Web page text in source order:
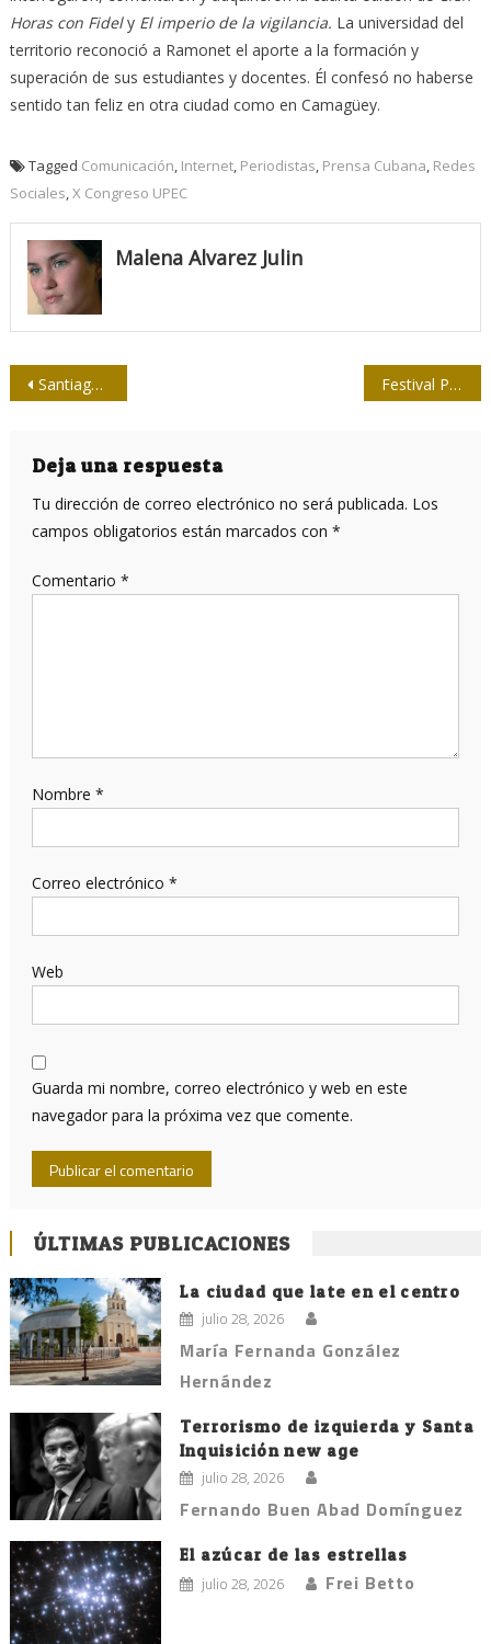
Horas con Fidely El imperio de la vigilancia. La universidad del
territorio reconoció a Ramonet el aporte a la formación y
superación de sus estudiantes y docentes. Él confesó no haberse
sentido tan feliz en otra ciudad como en Camagüey.
Tagged Comunicación, Internet, Periodistas, Prensa Cubana, Redes
Sociales,X Congreso UPEC
Malena Alvarez Julin
Navegación
entradas
Santiagueros celebrarán el Día de la Prensa en mayor diálogo con el pueblo Festival Prensa pública, prensa del pueblo, este miércoles en La Habana
Deja una respuesta
Tu dirección de correo electrónico no será publicada. Los
campos obligatorios están marcados con *
Comentario *
Nombre *
Correo electrónico *
Web
Guarda mi nombre, correo electrónico y web en este
navegador para la próxima vez que comente.
ÚLTIMAS PUBLICACIONES
La ciudad que late en el centro
julio 28, 2026
María Fernanda González
Hernández
Terrorismo de izquierda y Santa
Inquisición new age
julio 28, 2026
Fernando Buen Abad Domínguez
El azúcar de las estrellas
julio 28, 2026 Frei Betto